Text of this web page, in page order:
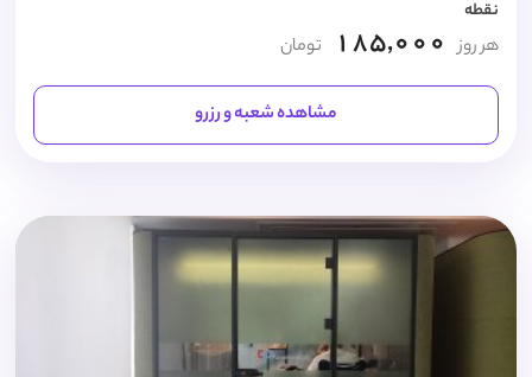
نقطه
هر روز 185,000 تومان
مشاهده شعبه و رزرو